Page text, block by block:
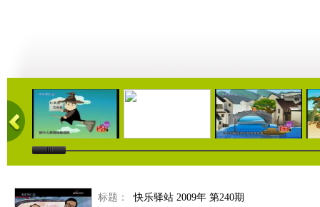
04:53 04:41 08:25
标题：
快乐驿站 2009年 第240期